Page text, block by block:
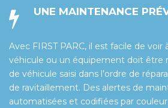
UNE MAINTENANCE
Avec FIRST PARC, il est facile de
véhicule ou un équipement doit être
de véhicule saisi dans l’ordre de
de ravitaillement. Des alertes de
automatisées et codifiées par